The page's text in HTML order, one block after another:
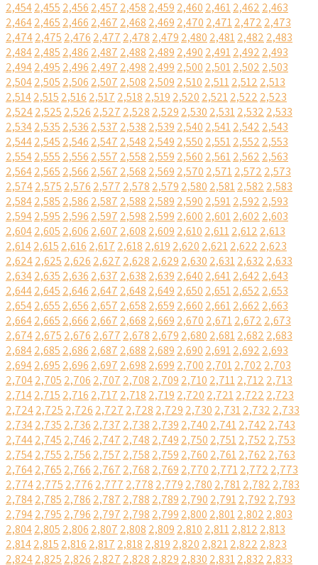
2,4542,455 2,456 2,457 2,458 2,459 2,460 2,4612,462 2,463
2,4642,465 2,466 2,467 2,468 2,469 2,470 2,4712,472 2,473
2,4742,475 2,476 2,477 2,478 2,479 2,480 2,4812,482 2,483
2,4842,485 2,486 2,487 2,488 2,489 2,490 2,4912,492 2,493
2,4942,495 2,496 2,497 2,498 2,499 2,500 2,5012,502 2,503
2,5042,505 2,506 2,507 2,508 2,509 2,510 2,5112,512 2,513
2,5142,515 2,516 2,517 2,518 2,519 2,520 2,5212,522 2,523
2,5242,525 2,526 2,527 2,528 2,529 2,530 2,5312,532 2,533
2,5342,535 2,536 2,537 2,538 2,539 2,540 2,5412,542 2,543
2,5442,545 2,546 2,547 2,548 2,549 2,550 2,5512,552 2,553
2,5542,555 2,556 2,557 2,558 2,559 2,560 2,5612,562 2,563
2,5642,565 2,566 2,567 2,568 2,569 2,570 2,5712,572 2,573
2,5742,575 2,576 2,577 2,578 2,579 2,580 2,5812,582 2,583
2,5842,585 2,586 2,587 2,588 2,589 2,590 2,5912,592 2,593
2,5942,595 2,596 2,597 2,598 2,599 2,600 2,6012,602 2,603
2,6042,605 2,606 2,607 2,608 2,609 2,610 2,6112,612 2,613
2,6142,615 2,616 2,617 2,618 2,619 2,620 2,6212,622 2,623
2,6242,625 2,626 2,627 2,628 2,629 2,630 2,6312,632 2,633
2,6342,635 2,636 2,637 2,638 2,639 2,640 2,6412,642 2,643
2,6442,645 2,646 2,647 2,648 2,649 2,650 2,6512,652 2,653
2,6542,655 2,656 2,657 2,658 2,659 2,660 2,6612,662 2,663
2,6642,665 2,666 2,667 2,668 2,669 2,670 2,6712,672 2,673
2,6742,675 2,676 2,677 2,678 2,679 2,680 2,6812,682 2,683
2,6842,685 2,686 2,687 2,688 2,689 2,690 2,6912,692 2,693
2,6942,695 2,696 2,697 2,698 2,699 2,700 2,7012,702 2,703
2,7042,705 2,706 2,707 2,708 2,709 2,710 2,7112,712 2,713
2,7142,715 2,716 2,717 2,718 2,719 2,720 2,7212,722 2,723
2,7242,725 2,726 2,727 2,728 2,729 2,730 2,7312,732 2,733
2,7342,735 2,736 2,737 2,738 2,739 2,740 2,7412,742 2,743
2,7442,745 2,746 2,747 2,748 2,749 2,750 2,7512,752 2,753
2,7542,755 2,756 2,757 2,758 2,759 2,760 2,7612,762 2,763
2,7642,765 2,766 2,767 2,768 2,769 2,770 2,7712,772 2,773
2,7742,775 2,776 2,777 2,778 2,779 2,780 2,7812,782 2,783
2,7842,785 2,786 2,787 2,788 2,789 2,790 2,7912,792 2,793
2,7942,795 2,796 2,797 2,798 2,799 2,800 2,8012,802 2,803
2,8042,805 2,806 2,807 2,808 2,809 2,810 2,8112,812 2,813
2,8142,815 2,816 2,817 2,818 2,819 2,820 2,8212,822 2,823
2,8242,825 2,826 2,827 2,828 2,829 2,830 2,8312,832 2,833